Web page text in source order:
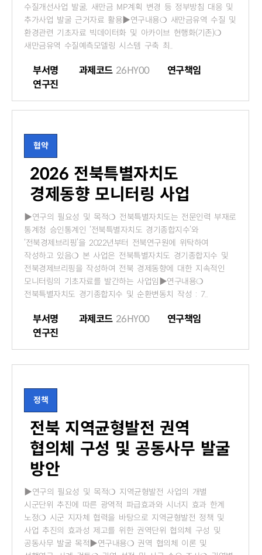
수질개선사업 발굴, 새만금 MP계획 변경 등 정부방침 대응 및
추가사업 발굴 근거자료 활용▶연구내용❍ 새만금유역 수질 및
환경관련 기초자료 빅데이터화 및 아카이브 현행화(기존)❍
새만금유역 수질예측모델링 시스템 구축 최..
부서명 과제코드 26HY00
연구책임
연구진
협약
2026 전북특별자치도
경제동향 모니터링 사업
▶연구의 필요성 및 목적❍ 전북특별자치도는 전문인력 부재로
통계청 승인통계인 ‘전북특별자치도 경기종합지수’와
‘전북경제브리핑’을 2022년부터 전북연구원에 위탁하여
작성하고 있음❍ 본 사업은 전북특별자치도 경기종합지수 및
전북경제브리핑을 작성하여 전북 경제동향에 대한 지속적인
모니터링의 기초자료를 발간하는 사업임▶연구내용❍
전북특별자치도 경기종합지수 및 순환변동치 작성 : 7..
부서명 과제코드 26HY00
연구책임
연구진
정책
전북 지역균형발전 권역
협의체 구성 및 공동사무 발굴
방안
▶연구의 필요성 및 목적❍ 지역균형발전 사업의 개별
시군단위 추진에 따른 광역적 파급효과와 시너지 효과 한계
노정❍ 시군 지자체 협력을 바탕으로 지역균형발전 정책 및
사업 추진의 효과성 제고를 위한 권역단위 협의체 구성 및
공동사무 발굴 목적▶연구내용❍ 권역 협의체 이론 및